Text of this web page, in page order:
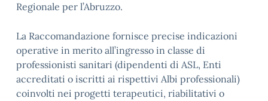
Regionale per l’Abruzzo.
La Raccomandazione fornisce precise indicazioni
operative in merito all’ingresso in classe di
professionisti sanitari (dipendenti di ASL, Enti
accreditati o iscritti ai rispettivi Albi professionali)
coinvolti nei progetti terapeutici, riabilitativi o